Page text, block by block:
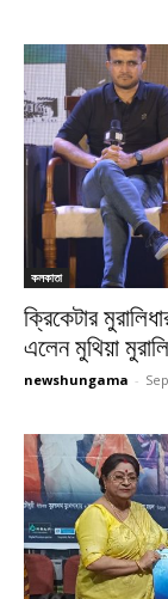
কলকাতা
ক্রিকেটার
এলেন মুথিয়া
newshungama -